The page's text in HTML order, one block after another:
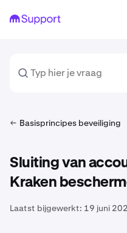
Basisprincipes beveiliging
Sluiting van
Kraken
Laatst bijgewerkt: 19 juni